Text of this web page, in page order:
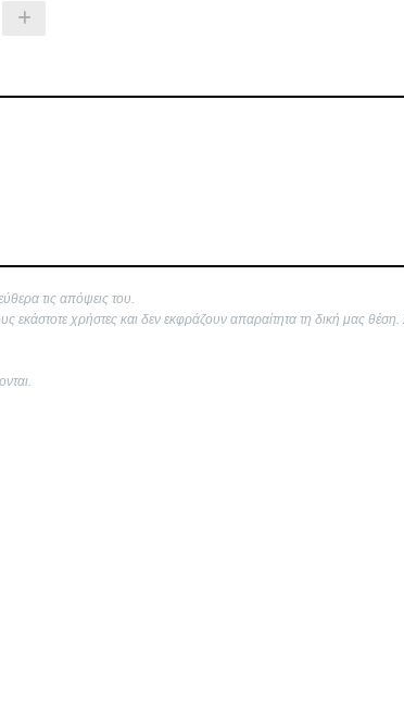
τις απόψεις του.
εκάστοτε χρήστες και δεν εκφράζουν απαραίτητα τη δική μας